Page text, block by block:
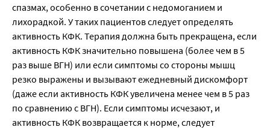
спазмах, особенно в сочетании с недомоганием и
лихорадкой. У таких пациентов следует определять
активность КФК. Терапия должна быть прекращена, если
активность КФК значительно повышена (более чем в 5
раз выше ВГН) или если симптомы со стороны мышц
резко выражены и вызывают ежедневный дискомфорт
(даже если активность КФК увеличена менее чем в 5 раз
по сравнению с ВГН). Если симптомы исчезают, и
активность КФК возвращается к норме, следует